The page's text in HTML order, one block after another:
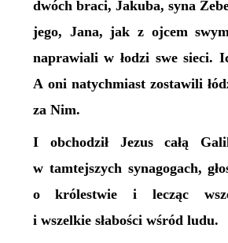
dwóch braci, Jakuba, syna
jego, Jana, jak z ojcem swym
naprawiali w łodzi swe sieci.
A oni natychmiast zostawili
za Nim.
I obchodził Jezus całą
w tamtejszych synagogach,
o królestwie i lecząc
i wszelkie słabości wśród ludu.